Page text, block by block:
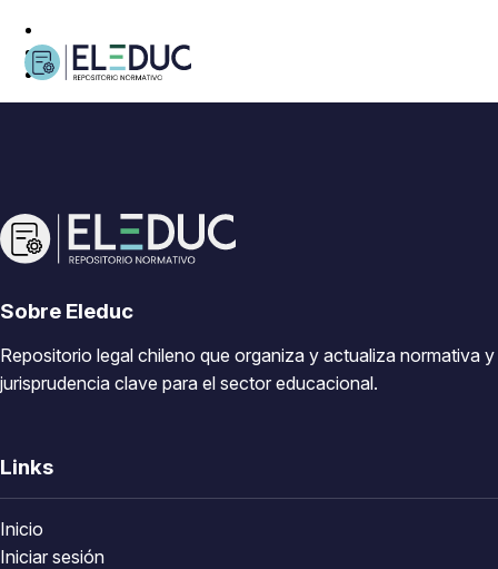
Sobre Eleduc
Repositorio legal chileno que organiza y actualiza normativa y
jurisprudencia clave para el sector educacional.
Links
Inicio
Iniciar sesión